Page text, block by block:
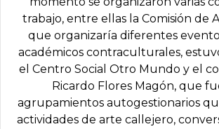
trabajo, entre ellas la Comisión de
que organizaría diferentes
académicos contraculturales,
el Centro Social Otro Mundo y el
Ricardo Flores Magón, que
agrupamientos autogestionarios
actividades de arte callejero,